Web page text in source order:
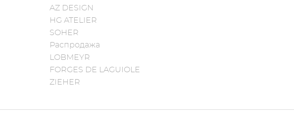
AZ DESIGN
HG ATELIER
SOHER
Распродажа
LOBMEYR
FORGES DE LAGUIOLE
ZIEHER